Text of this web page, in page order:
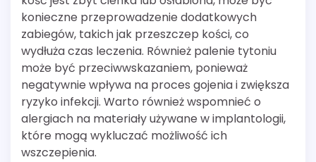
konieczne przeprowadzenie dodatkowych
zabiegów, takich jak przeszczep kości, co
wydłuża czas leczenia. Również palenie tytoniu
może być przeciwwskazaniem, ponieważ
negatywnie wpływa na proces gojenia i zwiększa
ryzyko infekcji. Warto również wspomnieć o
alergiach na materiały używane w implantologii,
które mogą wykluczać możliwość ich
wszczepienia.